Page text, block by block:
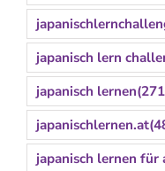
japanisch lern
japanisch lernen
japanischlernen.at
japanisch lernen für